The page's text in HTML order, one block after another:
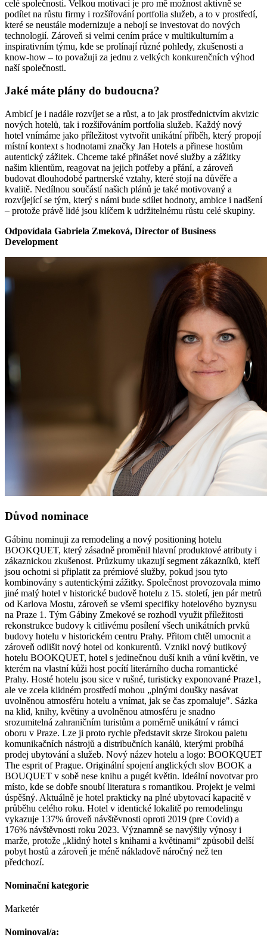
celé společnosti. Velkou motivací je pro mě možnost aktivně se
podílet na růstu firmy i rozšiřování portfolia služeb, a to v prostředí,
které se neustále modernizuje a nebojí se investovat do nových
technologií. Zároveň si velmi cením práce v multikulturním a
inspirativním týmu, kde se prolínají různé pohledy, zkušenosti a
know-how – to považuji za jednu z velkých konkurenčních výhod
naší společnosti.
Jaké máte plány do budoucna?
Ambicí je i nadále rozvíjet se a růst, a to jak prostřednictvím akvizic
nových hotelů, tak i rozšiřováním portfolia služeb. Každý nový
hotel vnímáme jako příležitost vytvořit unikátní příběh, který propojí
místní kontext s hodnotami značky Jan Hotels a přinese hostům
autentický zážitek. Chceme také přinášet nové služby a zážitky
našim klientům, reagovat na jejich potřeby a přání, a zároveň
budovat dlouhodobé partnerské vztahy, které stojí na důvěře a
kvalitě. Nedílnou součástí našich plánů je také motivovaný a
rozvíjející se tým, který s námi bude sdílet hodnoty, ambice i nadšení
– protože právě lidé jsou klíčem k udržitelnému růstu celé skupiny.
Odpovídala Gabriela Zmeková, Director of Business
Development
Důvod nominace
Gábinu nominuji za remodeling a nový positioning hotelu
BOOKQUET, který zásadně proměnil hlavní produktové atributy i
zákaznickou zkušenost. Průzkumy ukazují segment zákazníků, kteří
jsou ochotni si připlatit za prémiové služby, pokud jsou tyto
kombinovány s autentickými zážitky. Společnost provozovala mimo
jiné malý hotel v historické budově hotelu z 15. století, jen pár metrů
od Karlova Mostu, zároveň se všemi specifiky hotelového byznysu
na Praze 1. Tým Gábiny Zmekové se rozhodl využit příležitosti
rekonstrukce budovy k citlivému posílení všech unikátních prvků
budovy hotelu v historickém centru Prahy. Přitom chtěl umocnit a
zároveň odlišit nový hotel od konkurentů. Vznikl nový butikový
hotelu BOOKQUET, hotel s jedinečnou duší knih a vůní květin, ve
kterém na vlastní kůži host pocítí literárního ducha romantické
Prahy. Hosté hotelu jsou sice v rušné, turisticky exponované Praze1,
ale ve zcela klidném prostředí mohou „plnými doušky nasávat
uvolněnou atmosféru hotelu a vnímat, jak se čas zpomaluje". Sázka
na klid, knihy, květiny a uvolněnou atmosféru je snadno
srozumitelná zahraničním turistům a poměrně unikátní v rámci
oboru v Praze. Lze ji proto rychle představit skrze širokou paletu
komunikačních nástrojů a distribučních kanálů, kterými probíhá
prodej ubytování a služeb. Nový název hotelu a logo: BOOKQUET
The esprit of Prague. Originální spojení anglických slov BOOK a
BOUQUET v sobě nese knihu a pugét květin. Ideální novotvar pro
místo, kde se dobře snoubí literatura s romantikou. Projekt je velmi
úspěšný. Aktuálně je hotel prakticky na plné ubytovací kapacitě v
průběhu celého roku. Hotel v identické lokalitě po remodelingu
vykazuje 137% úroveň návštěvnosti oproti 2019 (pre Covid) a
176% návštěvnosti roku 2023. Významně se navýšily výnosy i
marže, protože „klidný hotel s knihami a květinami“ způsobil delší
pobyt hostů a zároveň je méně nákladově náročný než ten
předchozí.
Nominační kategorie
Marketér
Nominoval/a: